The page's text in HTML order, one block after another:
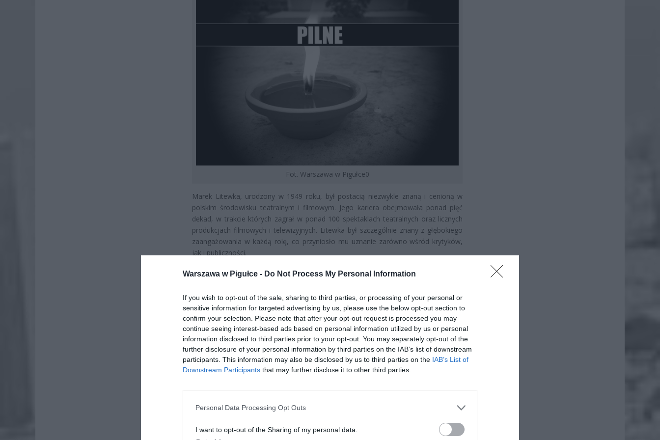
Warszawa w Pigułce - Do Not Process My Personal Information
If you wish to opt-out of the sale, sharing to third parties, or processing of your personal or
sensitive information for targeted advertising by us, please use the below opt-out section to
confirm your selection. Please note that after your opt-out request is processed you may
continue seeing interest-based ads based on personal information utilized by us or personal
information disclosed to third parties prior to your opt-out. You may separately opt-out of the
further disclosure of your personal information by third parties on the IAB’s list of downstream
participants. This information may also be disclosed by us to third parties on the IAB’s List of
Downstream Participants that may further disclose it to other third parties.
Personal Data Processing Opt Outs
I want to opt-out of the Sharing of my personal data.
Fot. Warszawa w Pigułce0
Marek Litewka, urodzony w 1949 roku, był postacią niezwykle znaną i cenioną w
polskim środowisku teatralnym i filmowym. Jego kariera obejmowała ponad pięć
dekad, w trakcie których zagrał w ponad 100 spektaklach teatralnych oraz licznych
produkcjach filmowych i telewizyjnych. Litewka był szczególnie znany z głębokiego
zaangażowania w każdą rolę, co przyniosło mu uznanie zarówno wśród krytyków,
jak i publiczności.
ad
ZOBACZ RÓWNIEŻ: